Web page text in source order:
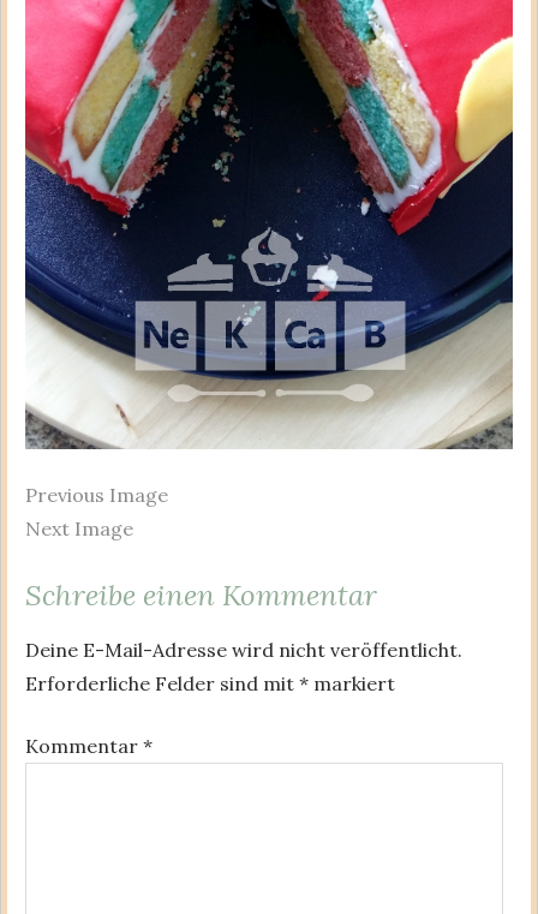
Previous Image
Next Image
Schreibe einen Kommentar
Deine E-Mail-Adresse wird nicht veröffentlicht.
Erforderliche Felder sind mit * markiert
Kommentar *